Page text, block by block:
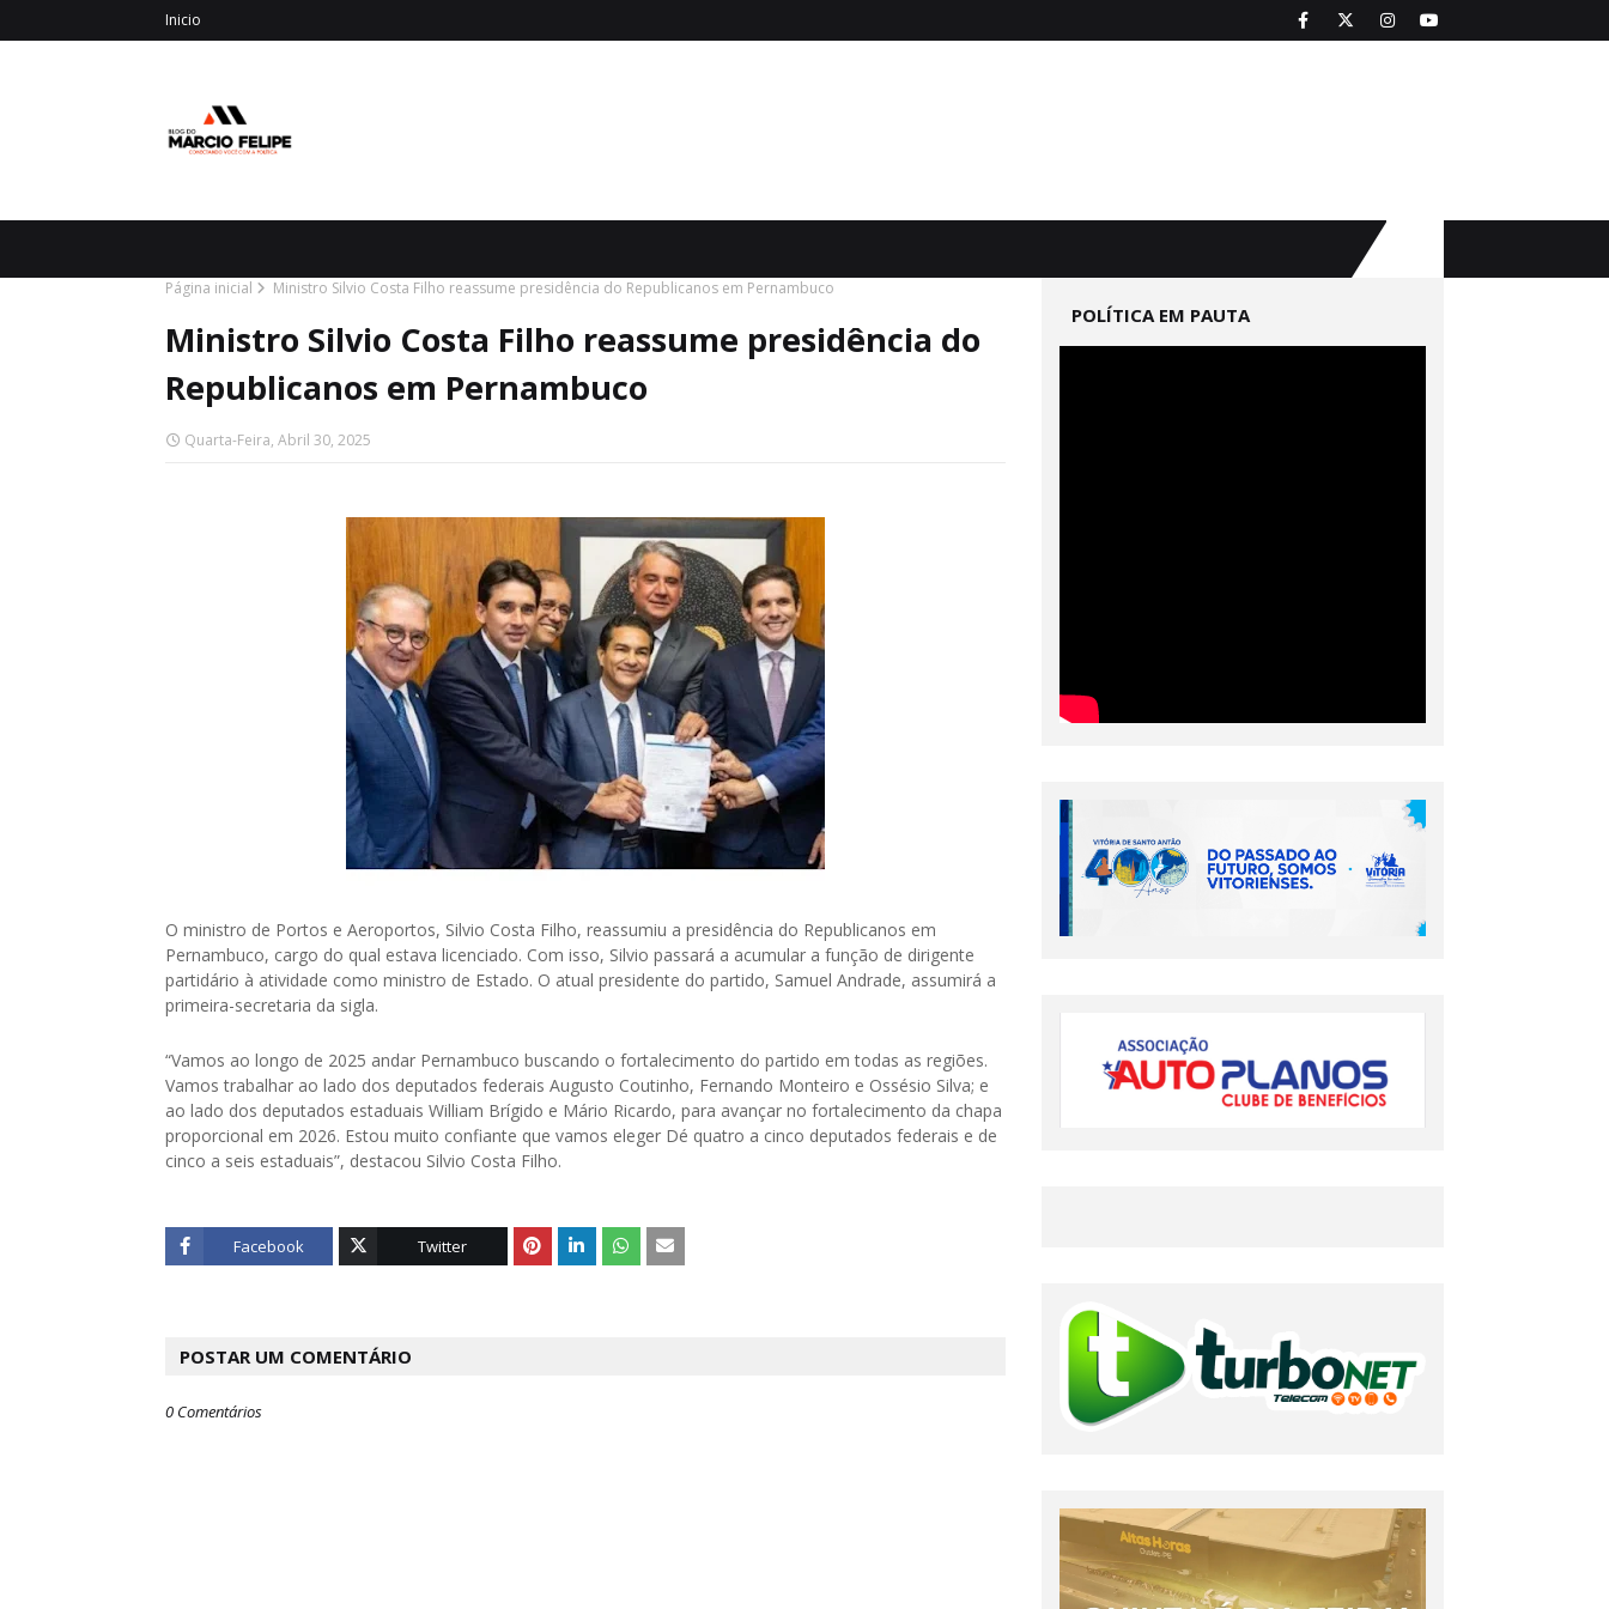
Inicio
Página inicial Ministro Silvio Costa Filho reassume presidência do Republicanos em Pernambuco
Ministro Silvio Costa Filho reassume presidência do
Republicanos em Pernambuco
Quarta-Feira, Abril 30, 2025
O ministro de Portos e Aeroportos, Silvio Costa Filho, reassumiu a presidência do Republicanos em
Pernambuco, cargo do qual estava licenciado. Com isso, Silvio passará a acumular a função de dirigente
partidário à atividade como ministro de Estado. O atual presidente do partido, Samuel Andrade, assumirá a
primeira-secretaria da sigla.
“Vamos ao longo de 2025 andar Pernambuco buscando o fortalecimento do partido em todas as regiões.
Vamos trabalhar ao lado dos deputados federais Augusto Coutinho, Fernando Monteiro e Ossésio Silva; e
ao lado dos deputados estaduais William Brígido e Mário Ricardo, para avançar no fortalecimento da chapa
proporcional em 2026. Estou muito confiante que vamos eleger Dé quatro a cinco deputados federais e de
cinco a seis estaduais”, destacou Silvio Costa Filho.
Facebook Twitter
POSTAR UM COMENTÁRIO
0 Comentários
POLÍTICA EM PAUTA